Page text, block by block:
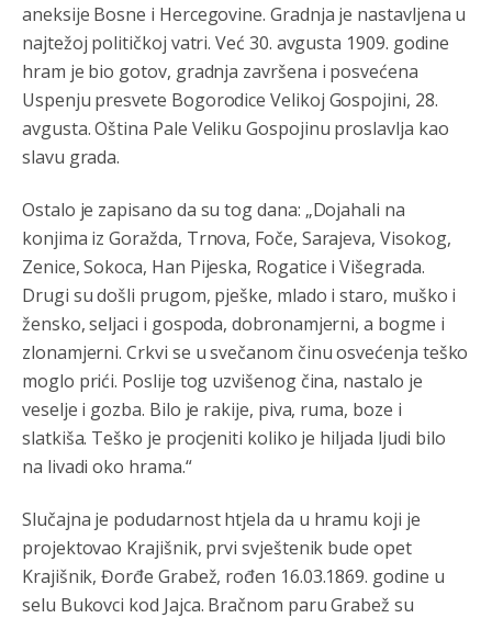
aneksije Bosne i Hercegovine. Gradnja je nastavljena u
najtežoj političkoj vatri. Već 30. avgusta 1909. godine
hram je bio gotov, gradnja završena i posvećena
Uspenju presvete Bogorodice Velikoj Gospojini, 28.
avgusta. Oština Pale Veliku Gospojinu proslavlja kao
slavu grada.
Ostalo je zapisano da su tog dana: „Dojahali na
konjima iz Goražda, Trnova, Foče, Sarajeva, Visokog,
Zenice, Sokoca, Han Pijeska, Rogatice i Višegrada.
Drugi su došli prugom, pješke, mlado i staro, muško i
žensko, seljaci i gospoda, dobronamjerni, a bogme i
zlonamjerni. Crkvi se u svečanom činu osvećenja teško
moglo prići. Poslije tog uzvišenog čina, nastalo je
veselje i gozba. Bilo je rakije, piva, ruma, boze i
slatkiša. Teško je procjeniti koliko je hiljada ljudi bilo
na livadi oko hrama.“
Slučajna je podudarnost htjela da u hramu koji je
projektovao Krajišnik, prvi svještenik bude opet
Krajišnik, Đorđe Grabež, rođen 16.03.1869. godine u
selu Bukovci kod Jajca. Bračnom paru Grabež su